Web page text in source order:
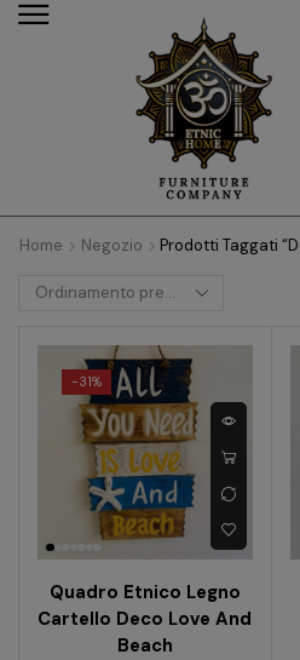
Home Negozio Prodotti Taggati
-31%
Quadro Etnico Legno
Cartello Deco Love And
Beach